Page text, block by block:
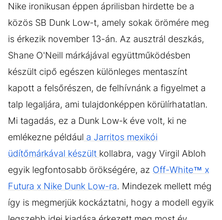
Nike ironikusan éppen áprilisban hirdette be a
közös SB Dunk Low-t, amely sokak örömére meg
is érkezik november 13-án. Az ausztrál deszkás,
Shane O'Neill márkájával együttműködésben
készült cipő egészen különleges mentaszínt
kapott a felsőrészen, de felhívnánk a figyelmet a
talp legaljára, ami tulajdonképpen körülírhatatlan.
Mi tagadás, ez a Dunk Low-k éve volt, ki ne
emlékezne például a Jarritos mexikói
üdítőmárkával készült kollabra, vagy Virgil Abloh
egyik legfontosabb örökségére, az Off-White™ x
Futura x Nike Dunk Low-ra. Mindezek mellett még
így is megmerjük kockáztatni, hogy a modell egyik